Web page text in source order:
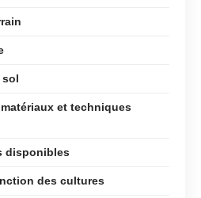
sol
et techniques
disponibles
des cultures